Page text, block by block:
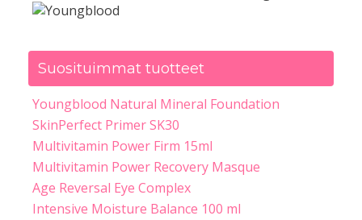
Suosituimmat tuotteet
Youngblood Natural Mineral Foundation
SkinPerfect Primer SK30
Multivitamin Power Firm 15ml
Multivitamin Power Recovery Masque
Age Reversal Eye Complex
Intensive Moisture Balance 100 ml